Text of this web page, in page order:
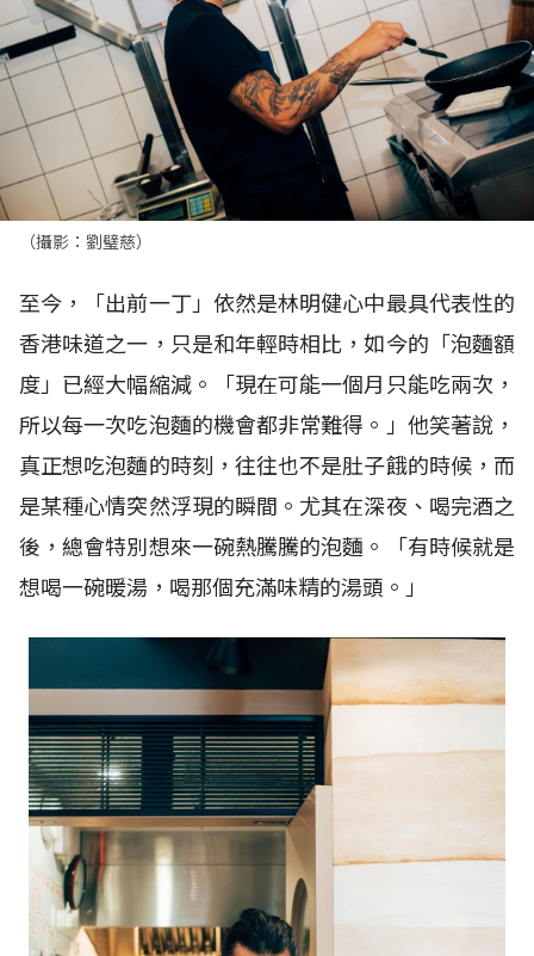
（攝影：劉璧慈）
至今，「出前一丁」依然是林明健心中最具代表性的
香港味道之一，只是和年輕時相比，如今的「泡麵額
度」已經大幅縮減。「現在可能一個月只能吃兩次，
所以每一次吃泡麵的機會都非常難得。」他笑著說，
真正想吃泡麵的時刻，往往也不是肚子餓的時候，而
是某種心情突然浮現的瞬間。尤其在深夜、喝完酒之
後，總會特別想來一碗熱騰騰的泡麵。「有時候就是
想喝一碗暖湯，喝那個充滿味精的湯頭。」